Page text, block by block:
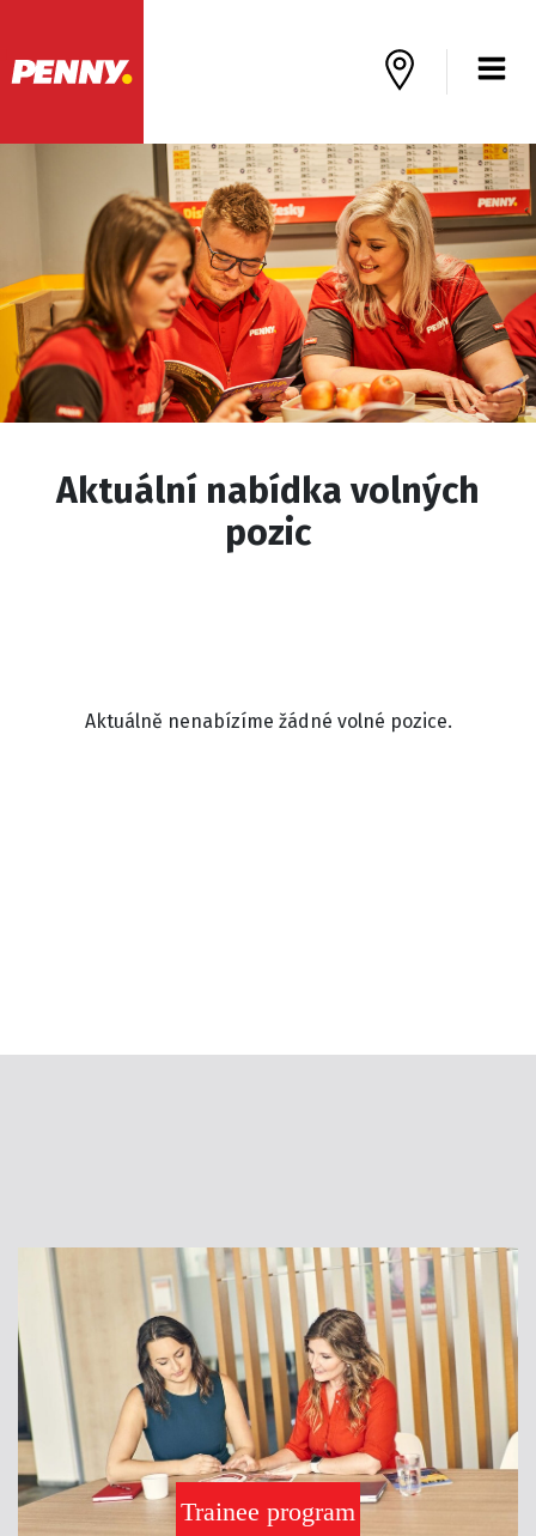
Aktuální nabídka volných
pozic
Aktuálně nenabízíme žádné volné pozice.
Trainee program